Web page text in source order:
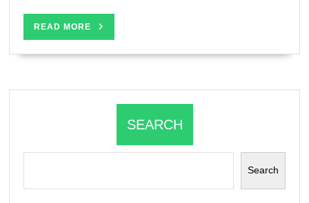
READ MORE
MORE
SEARCH
Search